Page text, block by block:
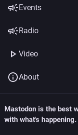
und
dass es
sein und auch
Recht auf diese
#patriarchat
Events
Radio
Video
About
Mastodon is the best
with what's happening.